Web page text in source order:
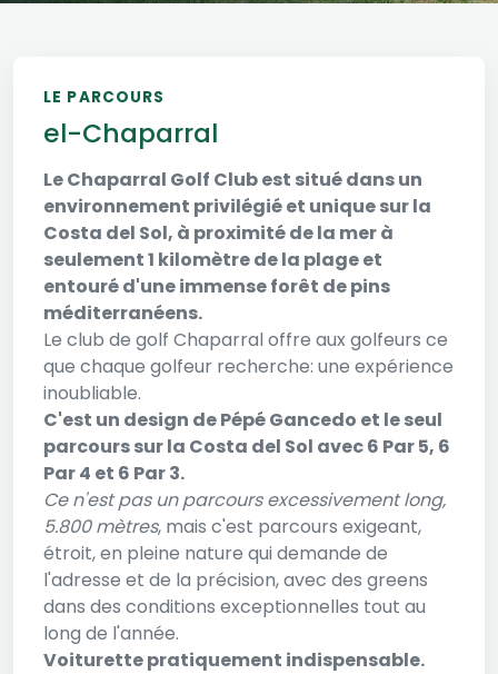
LE PARCOURS
el-Chaparral
Le Chaparral Golf Club est situé dans un
environnement privilégié et unique sur la
Costa del Sol, à proximité de la mer à
seulement 1 kilomètre de la plage et
entouré d'une immense forêt de pins
méditerranéens.
Le club de golf Chaparral offre aux golfeurs ce
que chaque golfeur recherche: une expérience
inoubliable.
C'est un design de Pépé Gancedo et le seul
parcours sur la Costa del Sol avec 6 Par 5, 6
Par 4 et 6 Par 3.
Ce n'est pas un parcours excessivement long,
5.800 mètres, mais c'est parcours exigeant,
étroit, en pleine nature qui demande de
l'adresse et de la précision, avec des greens
dans des conditions exceptionnelles tout au
long de l'année.
Voiturette pratiquement indispensable.